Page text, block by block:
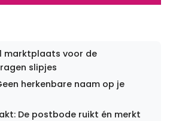
marktplaats voor de
slipjes
herkenbare naam op je
De postbode ruikt én merkt